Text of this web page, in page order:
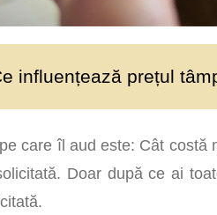
influențează prețul
care îl aud este: Cât
Doar după ce ai